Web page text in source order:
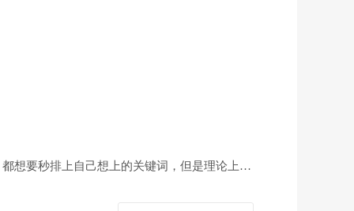
想要秒排上自己想上的关键词，但是理论上来